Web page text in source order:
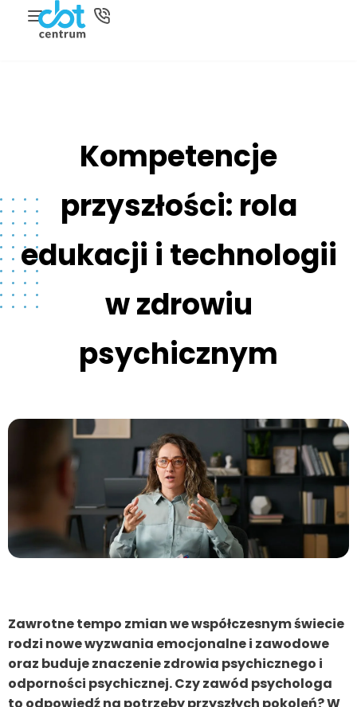
Kompetencje
przyszłości: rola
edukacji i technologii
w zdrowiu
psychicznym
Zawrotne tempo zmian we współczesnym świecie
rodzi nowe wyzwania emocjonalne i zawodowe
oraz buduje znaczenie zdrowia psychicznego i
odporności psychicznej. Czy zawód psychologa
to odpowiedź na potrzeby przyszłych pokoleń? W